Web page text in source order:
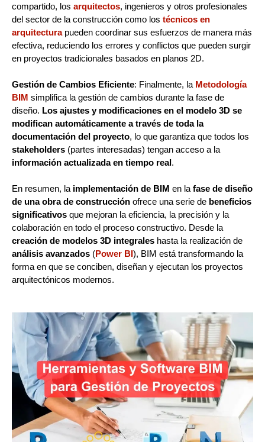
compartido, los arquitectos, ingenieros y otros profesionales
del sector de la construcción como los técnicos en
arquitecturapueden coordinar sus esfuerzos de manera más
efectiva, reduciendo los errores y conflictos que pueden surgir
en proyectos tradicionales basados en planos 2D.
Gestión de Cambios Eficiente: Finalmente, la Metodología
BIM simplifica la gestión de cambios durante la fase de
diseño. Los ajustes y modificaciones en el modelo 3D se
modifican automáticamente a través de toda la
documentación del proyecto, lo que garantiza que todos los
stakeholders (partes interesadas) tengan acceso a la
información actualizada en tiempo real.
En resumen, la implementación de BIM en la fase de diseño
de una obra de construcción ofrece una serie de beneficios
significativos que mejoran la eficiencia, la precisión y la
colaboración en todo el proceso constructivo. Desde la
creación de modelos 3D integrales hasta la realización de
análisis avanzados (Power BI), BIM está transformando la
forma en que se conciben, diseñan y ejecutan los proyectos
arquitectónicos modernos.